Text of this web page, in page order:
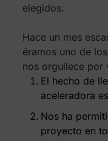
elegidos.
Hace un mes
éramos uno de
nos orgullece por
El hecho de
aceleradora
Nos ha
proyecto en